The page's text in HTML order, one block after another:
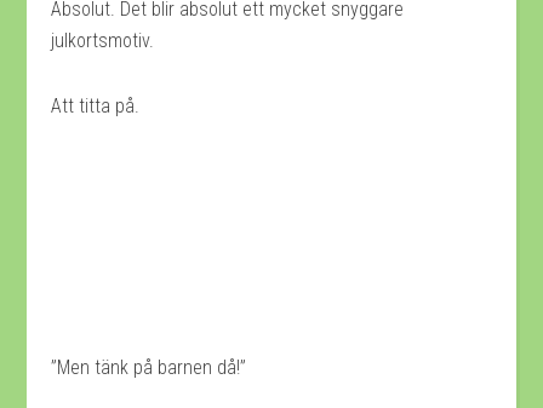
Absolut. Det blir absolut ett mycket snyggare
julkortsmotiv.
Att titta på.
”Men tänk på barnen då!”